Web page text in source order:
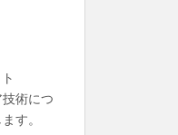
術につ
す。